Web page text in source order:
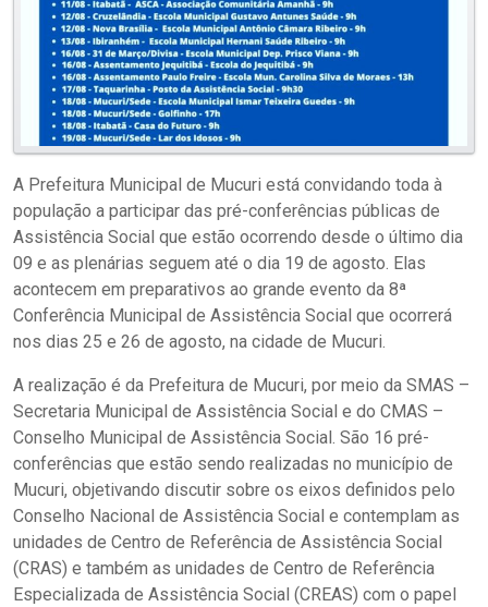
A Prefeitura Municipal de Mucuri está convidando toda à
população a participar das pré-conferências públicas de
Assistência Social que estão ocorrendo desde o último dia
09 e as plenárias seguem até o dia 19 de agosto. Elas
acontecem em preparativos ao grande evento da 8ª
Conferência Municipal de Assistência Social que ocorrerá
nos dias 25 e 26 de agosto, na cidade de Mucuri.
A realização é da Prefeitura de Mucuri, por meio da SMAS –
Secretaria Municipal de Assistência Social e do CMAS –
Conselho Municipal de Assistência Social. São 16 pré-
conferências que estão sendo realizadas no município de
Mucuri, objetivando discutir sobre os eixos definidos pelo
Conselho Nacional de Assistência Social e contemplam as
unidades de Centro de Referência de Assistência Social
(CRAS) e também as unidades de Centro de Referência
Especializada de Assistência Social (CREAS) com o papel